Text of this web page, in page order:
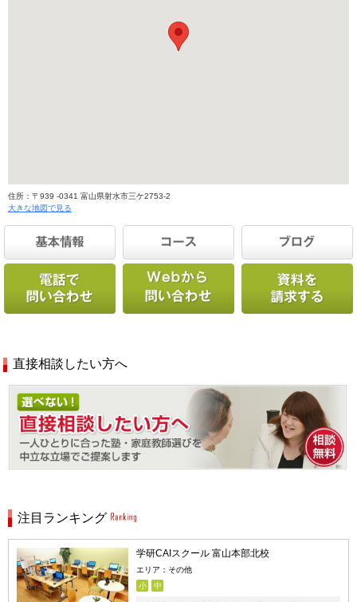
住所：〒939 -0341 富山県射水市三ケ2753-2
大きな地図で見る
直接相談したい方へ
注目ランキング
学研CAIスクール 富山本部北校
エリア：その他
小
中